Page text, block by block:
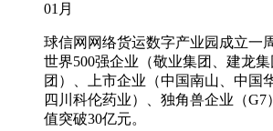
01 月
球信网网络货运数字产业园成
世界500强企业（敬业集团、建龙
团）、上市企业（中国南山、中国
四川科伦药业）、独角兽企业（G7
值突破30亿元。